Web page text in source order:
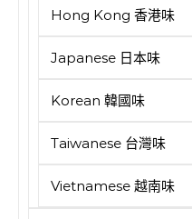
Hong Kong 香港味
Japanese 日本味
Korean 韓國味
Taiwanese 台灣味
Vietnamese 越南味